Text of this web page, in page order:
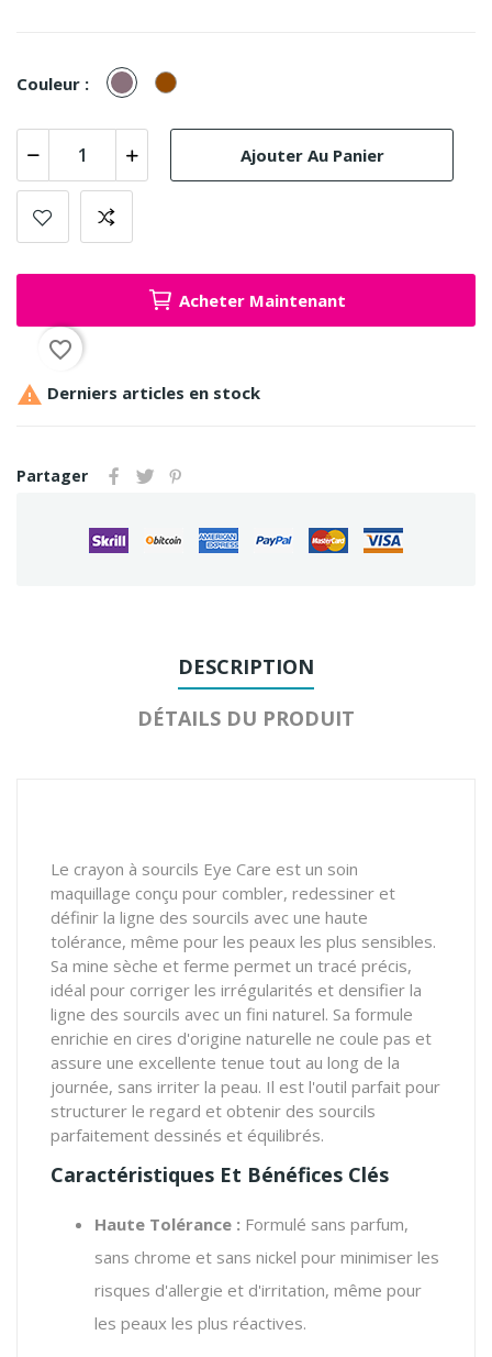
Couleur : TaupeMarron
Ajouter Au Panier
Acheter Maintenant
favorite_border
 Derniers articles en stock
Partager
DESCRIPTION
DÉTAILS DU PRODUIT
Le crayon à sourcils Eye Care est un soin
maquillage conçu pour combler, redessiner et
définir la ligne des sourcils avec une haute
tolérance, même pour les peaux les plus sensibles.
Sa mine sèche et ferme permet un tracé précis,
idéal pour corriger les irrégularités et densifier la
ligne des sourcils avec un fini naturel. Sa formule
enrichie en cires d'origine naturelle ne coule pas et
assure une excellente tenue tout au long de la
journée, sans irriter la peau. Il est l'outil parfait pour
structurer le regard et obtenir des sourcils
parfaitement dessinés et équilibrés.
Caractéristiques Et Bénéfices Clés
Haute Tolérance : Formulé sans parfum,
sans chrome et sans nickel pour minimiser les
risques d'allergie et d'irritation, même pour
les peaux les plus réactives.